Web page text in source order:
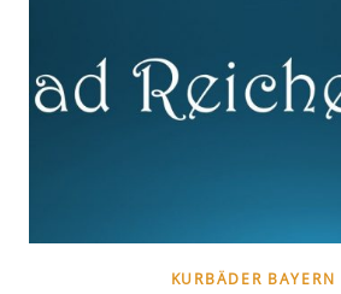
KURBÄDER BAYERN